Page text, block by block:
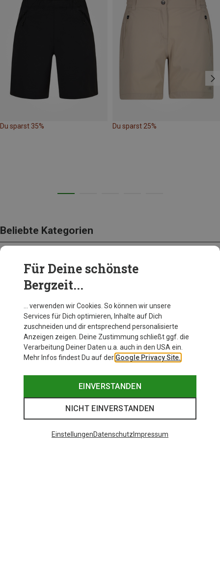
Du sparst 35% Du sparst 25%
Beliebte Kategorien
BEKLEIDUNG
Für Deine schönste
Bergzeit...
… verwenden wir Cookies. So können wir unsere
Services für Dich optimieren, Inhalte auf Dich
zuschneiden und dir entsprechend personalisierte
Anzeigen zeigen. Deine Zustimmung schließt ggf. die
Verarbeitung Deiner Daten u.a. auch in den USA ein.
Mehr Infos findest Du auf der Google Privacy Site.
EINVERSTANDEN
NICHT EINVERSTANDEN
EinstellungenDatenschutz Impressum